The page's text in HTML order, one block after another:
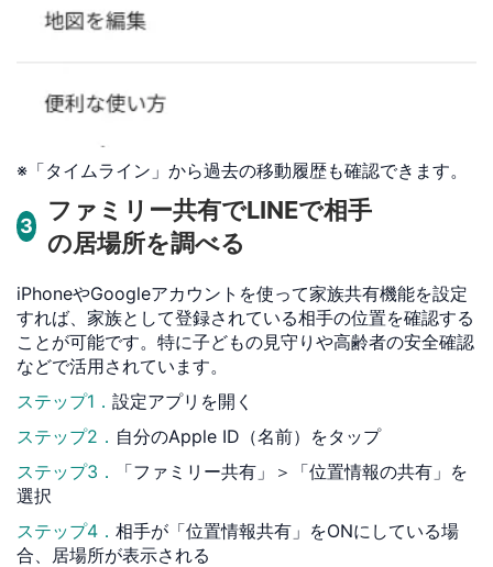
※「タイムライン」から過去の移動履歴も確認できます。
3
ファミリー共有でLINEで相手
の居場所を調べる
iPhoneやGoogleアカウントを使って家族共有機能を設定
すれば、家族として登録されている相手の位置を確認する
ことが可能です。特に子どもの見守りや高齢者の安全確認
などで活用されています。
ステップ1． 設定アプリを開く
ステップ2． 自分のApple ID（名前）をタップ
ステップ3．
「ファミリー共有」＞「位置情報の共有」を
選択
ステップ4． 相手が「位置情報共有」をONにしている場
合、居場所が表示される